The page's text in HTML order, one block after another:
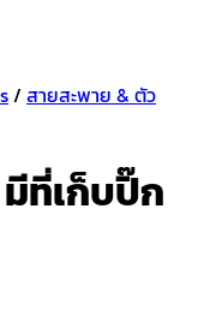
/ สายสะพาย & ตัว
ที่เก็บปิ๊ก